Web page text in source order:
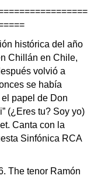
histórica del año
Chillán en Chile,
volvió a
se había
papel de Don
(¿Eres tu? Soy yo)
Canta con la
Sinfónica RCA
The tenor Ramón